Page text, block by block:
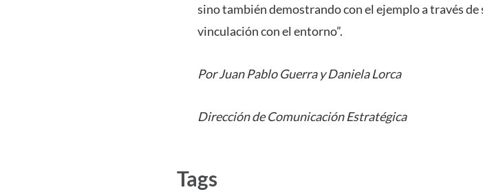
sino también demostrando con el ejemplo a través
vinculación con el entorno”.
Por Juan Pablo Guerra y Daniela Lorca
Dirección de Comunicación Estratégica
Tags